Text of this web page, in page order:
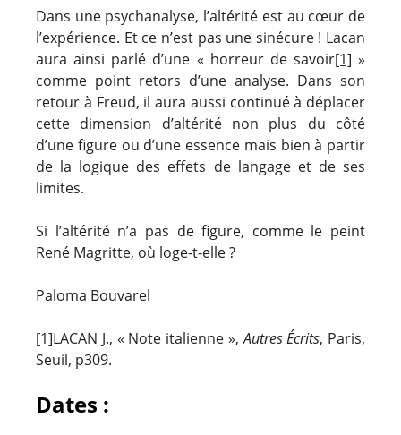
Dans une psychanalyse, l’altérité est au cœur de
l’expérience. Et ce n’est pas une sinécure ! Lacan
aura ainsi parlé d’une « horreur de savoir[1] »
comme point retors d’une analyse. Dans son
retour à Freud, il aura aussi continué à déplacer
cette dimension d’altérité non plus du côté
d’une figure ou d’une essence mais bien à partir
de la logique des effets de langage et de ses
limites.
Si l’altérité n’a pas de figure, comme le peint
René Magritte, où loge-t-elle ?
Paloma Bouvarel
[1]LACAN J., « Note italienne »,Autres Écrits, Paris,
Seuil, p309.
Dates :